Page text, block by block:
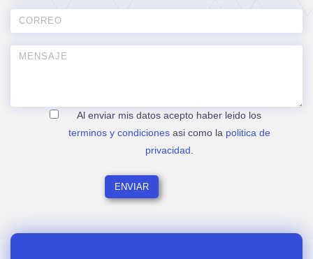
Al enviar mis datos acepto haber leido los
terminos y condicionesasi como la politica de
privacidad